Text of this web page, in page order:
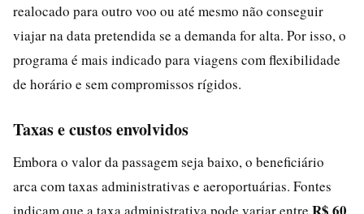
realocado para outro voo ou até mesmo não conseguir
viajar na data pretendida se a demanda for alta. Por isso, o
programa é mais indicado para viagens com flexibilidade
de horário e sem compromissos rígidos.
Taxas e custos envolvidos
Embora o valor da passagem seja baixo, o beneficiário
arca com taxas administrativas e aeroportuárias. Fontes
indicam que a taxa administrativa pode variar entre